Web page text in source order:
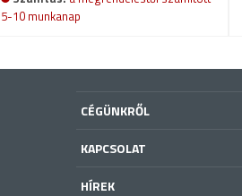
5-10 munkanap
CÉGÜNKRŐL
KAPCSOLAT
HÍREK